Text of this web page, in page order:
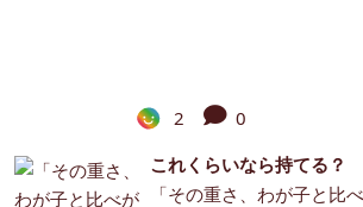
2 0
これくらいなら持てる？
「その重さ、わが子と比べ